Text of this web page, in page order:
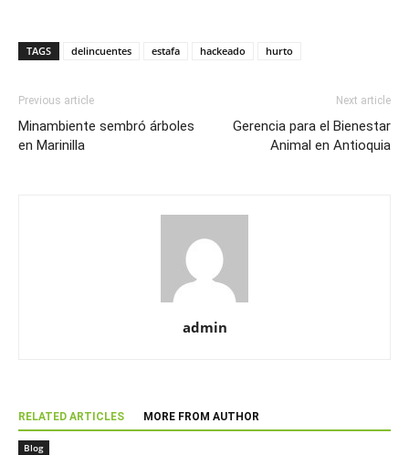
TAGS delincuentes estafa hackeado hurto
Previous article
Minambiente sembró árboles
en Marinilla
Next article
Gerencia para el Bienestar
Animal en Antioquia
admin
RELATED ARTICLES MORE FROM AUTHOR
Blog